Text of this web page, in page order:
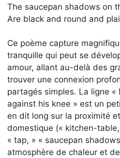
The saucepan shadows on
Are black and round and
Ce poème capture
tranquille qui peut se
amour, allant au-delà des
trouver une connexion
partagés simples. La ligne «
against his knee » est un
en dit long sur la proximité
domestique (« kitchen-
« tap, » « saucepan
atmosphère de chaleur et